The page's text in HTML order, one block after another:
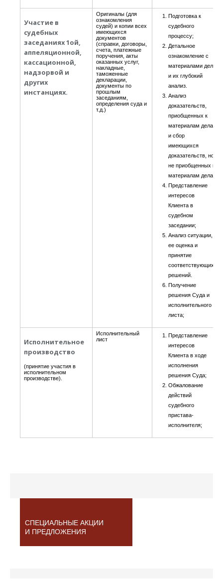
Участие в
судебных
заседаниях 1ой,
аппеляционной,
кассационной,
надзорвой и
других
инстанциях.
Оригиналы (для
ознакомления
судей) и копии всех
имеющихся
документов
(справки, договоры,
счета, платежные
поручения, акты
оказанных услуг,
накладные,
таможенные
декларации,
документы по
прошлым
заседаниям,
определения суда и
т.д.)
Подготовка к
судебного
процессу;
Детальное
ознакомление с
материалами дела
и их глубокий
анализ.
Анализ
доказательств,
приобщенных к
материалам дела
и сбор
имеющихся
доказательств, но
не приобщенных к
материалам дела;
Представление
интересов
Клиента в
судебном
заседании;
Анализ ситуации,
ее оценка и
принятие
соответствующих
решений.
Получение
решения Суда и
исполнительного
листа;
Исполнительное
производство
(принятие участия в
исполнительном
производстве).
Исполнительный
лист
Представление
интересов
Клиента в ходе
исполнения
решения Суда;
Обжалование
действий
судебного
пристава-
исполнителя;
СПЕЦИАЛЬНЫЕ АКЦИИ
И ПРЕДЛОЖЕНИЯ